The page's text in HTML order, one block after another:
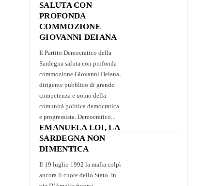
SALUTA CON
PROFONDA
COMMOZIONE
GIOVANNI DEIANA
Il Partito Democratico della
Sardegna saluta con profonda
commozione Giovanni Deiana,
dirigente pubblico di grande
competenza e uomo della
comunità politica democratica
e progressista. Democratico...
EMANUELA LOI, LA
SARDEGNA NON
DIMENTICA
Il 19 luglio 1992 la mafia colpì
ancora il cuore dello Stato. In